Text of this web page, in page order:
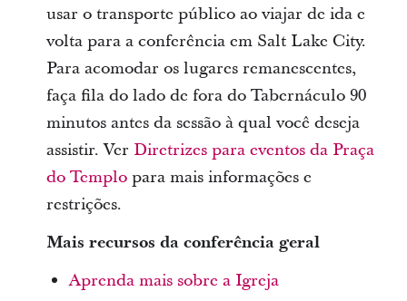
usar o transporte público ao viajar de ida e
volta para a conferência em Salt Lake City.
Para acomodar os lugares remanescentes,
faça fila do lado de fora do Tabernáculo 90
minutos antes da sessão à qual você deseja
assistir. Ver Diretrizes para eventos da Praça
do Templopara mais informações e
restrições.
Mais recursos da conferência geral
Aprenda mais sobre a Igreja